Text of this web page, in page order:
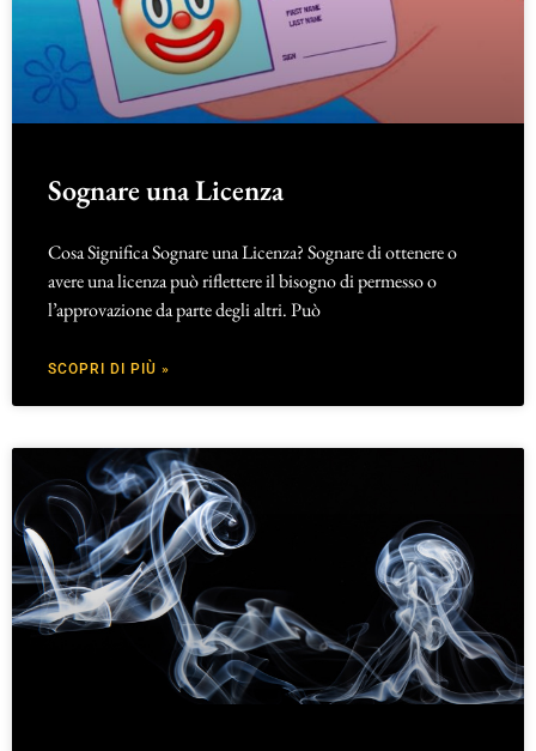
Sognare una Licenza
Cosa Significa Sognare una Licenza? Sognare di ottenere o
avere una licenza può riflettere il bisogno di permesso o
l’approvazione da parte degli altri. Può
SCOPRI DI PIÙ »